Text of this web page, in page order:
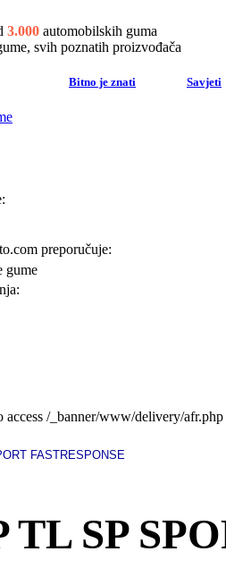
3.000 automobilskih guma
svih poznatih proizvođača
Bitno je znati Savjeti
preporučuje:
gume
FASTRESPONSE
SP